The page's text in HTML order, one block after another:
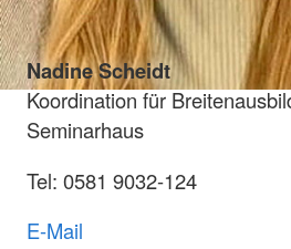
Nadine Scheidt
Koordination für
Seminarhaus
Tel: 0581 9032-124
E-Mail